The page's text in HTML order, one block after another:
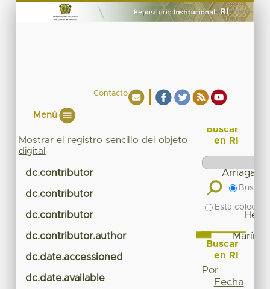
Contacto
Menú
Mostrar el registro sencillo del objeto
digital
dc.contributor Arriaga
dc.contributor
dc.contributor
dc.contributor.author Marín
dc.date.accessioned
dc.date.available
Buscar
en RI
Buscar
Esta
Buscar
en RI
Por
Fecha